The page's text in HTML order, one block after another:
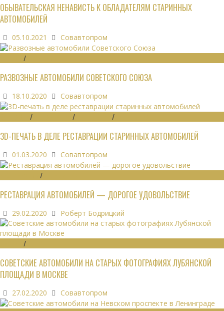
ОБЫВАТЕЛЬСКАЯ НЕНАВИСТЬ К ОБЛАДАТЕЛЯМ СТАРИННЫХ
АВТОМОБИЛЕЙ
05.10.2021 Совавтопром
/
РАЗВОЗНЫЕ АВТОМОБИЛИ СОВЕТСКОГО СОЮЗА
18.10.2020 Совавтопром
/ / /
3D-ПЕЧАТЬ В ДЕЛЕ РЕСТАВРАЦИИ СТАРИННЫХ АВТОМОБИЛЕЙ
01.03.2020 Совавтопром
/
РЕСТАВРАЦИЯ АВТОМОБИЛЕЙ — ДОРОГОЕ УДОВОЛЬСТВИЕ
29.02.2020 Роберт Бодрицкий
/
СОВЕТСКИЕ АВТОМОБИЛИ НА СТАРЫХ ФОТОГРАФИЯХ ЛУБЯНСКОЙ
ПЛОЩАДИ В МОСКВЕ
27.02.2020 Совавтопром